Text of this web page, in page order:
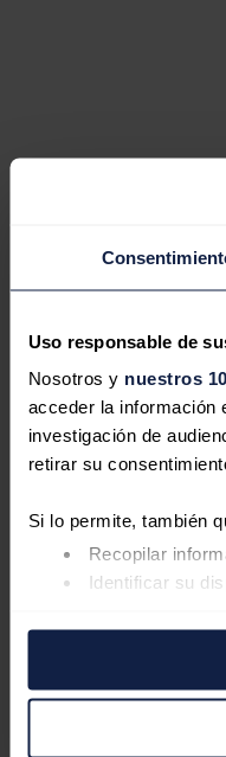
Uso responsable de
Nosotros y nuestros
acceder la información
investigación de
retirar su
Si lo permite, también
Recopilar
Identificar su
Las cookies de este